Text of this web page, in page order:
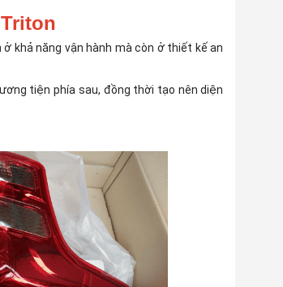
khả năng vận hành mà còn ở thiết kế an
tiện phía sau, đồng thời tạo nên diện